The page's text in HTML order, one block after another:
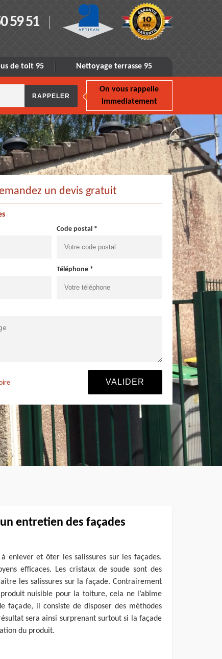
59 51
de toit 95 Nettoyage terrasse 95
On vous rappelle
immediatement
un devis gratuit
Code postal *
Téléphone *
entretien des façades
enlever et ôter les salissures sur les façades.
efficaces. Les cristaux de soude sont des
les salissures sur la façade. Contrairement
nuisible pour la toiture, cela ne l’abîme
façade, il consiste de disposer des méthodes
sera ainsi surprenant surtout si la façade
du produit.